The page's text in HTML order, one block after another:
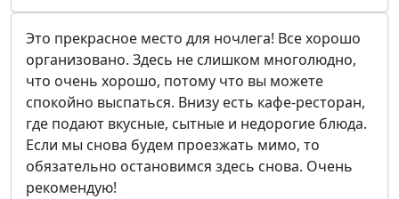
Это прекрасное место для ночлега! Все хорошо
организовано. Здесь не слишком многолюдно,
что очень хорошо, потому что вы можете
спокойно выспаться. Внизу есть кафе-ресторан,
где подают вкусные, сытные и недорогие блюда.
Если мы снова будем проезжать мимо, то
обязательно остановимся здесь снова. Очень
рекомендую!